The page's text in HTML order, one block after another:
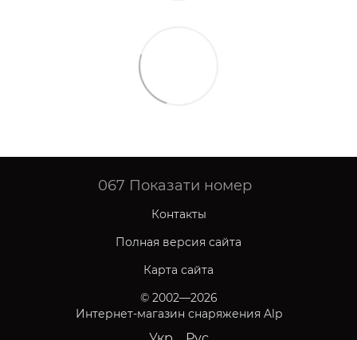
067 Показати номер
Контакты
Полная версия сайта
Карта сайта
© 2002—2026
Интернет-магазин снаряжения Alp